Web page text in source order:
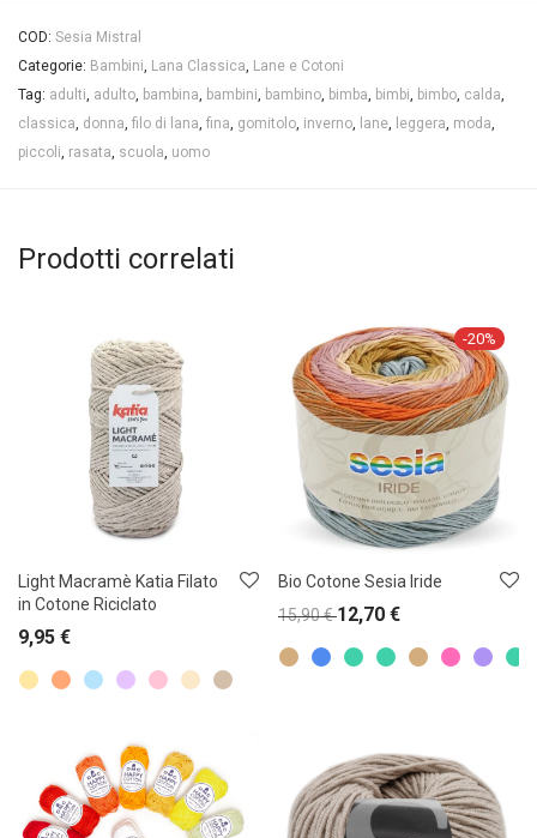
COD: Sesia Mistral
Categorie: Bambini, Lana Classica, Lane e Cotoni
Tag: adulti, adulto, bambina, bambini, bambino, bimba, bimbi, bimbo, calda,
classica, donna, filo di lana, fina, gomitolo, inverno, lane, leggera, moda,
piccoli, rasata, scuola, uomo
Prodotti correlati
Light Macramè Katia Filato
in Cotone Riciclato
9,95 €
-20%
Bio Cotone Sesia Iride
15,90€ 12,70 €